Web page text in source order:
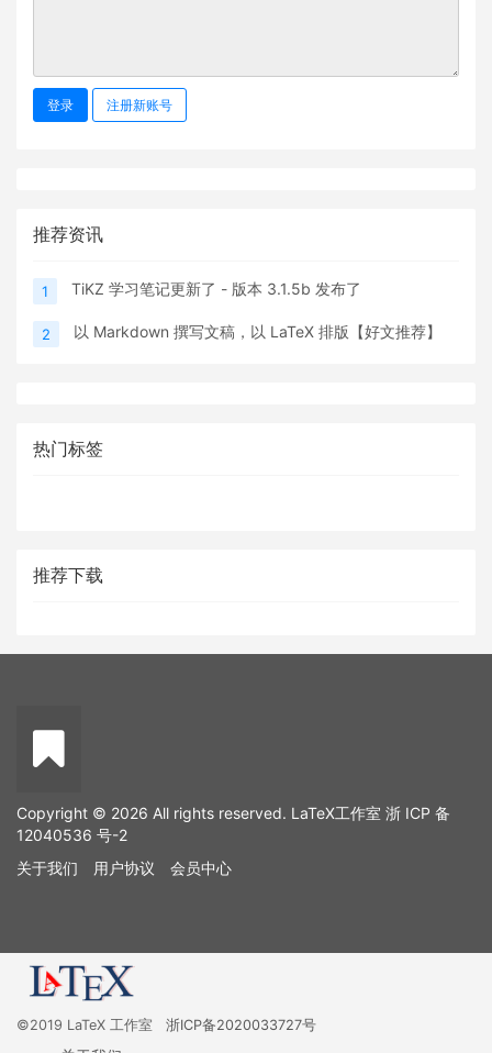
登录 注册新账号
推荐资讯
1 TiKZ 学习笔记更新了 - 版本 3.1.5b 发布了
2 以 Markdown 撰写文稿，以 LaTeX 排版【好文推荐】
热门标签
推荐下载
Copyright © 2026 All rights reserved. LaTeX工作室 浙 ICP 备
12040536 号-2
关于我们
用户协议 会员中心
©2019 LaTeX 工作室 浙ICP备2020033727号